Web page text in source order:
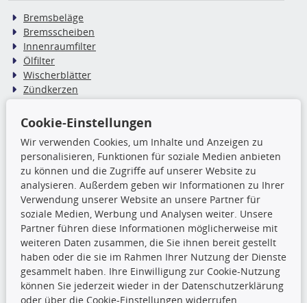
Bremsbeläge
Bremsscheiben
Innenraumfilter
Ölfilter
Wischerblätter
Zündkerzen
TecDoc Inside
Die hier angezeigten Daten,
insbesondere die gesamte Datenbank,
dürfen nicht kopiert werden. Es ist zu
unterlassen, die Daten oder die gesamte Datenbank ohne
vorherige Zustimmung TecDocs zu vervielfältigen, zu
verbreiten und/oder diese Handlungen durch Dritte ausführen
zu lassen. Ein Zuwiderhandeln stellt eine
Urheberrechtsverletzung dar und wird verfolgt.
Ronny’s Newsletter
Cookie-Einstellungen
Wir verwenden Cookies, um Inhalte und Anzeigen zu
personalisieren, Funktionen für soziale Medien anbieten
zu können und die Zugriffe auf unserer Website zu
analysieren. Außerdem geben wir Informationen zu Ihrer
Verwendung unserer Website an unsere Partner für
soziale Medien, Werbung und Analysen weiter. Unsere
Partner führen diese Informationen möglicherweise mit
weiteren Daten zusammen, die Sie ihnen bereit gestellt
haben oder die sie im Rahmen Ihrer Nutzung der Dienste
gesammelt haben. Ihre Einwilligung zur Cookie-Nutzung
können Sie jederzeit wieder in der Datenschutzerklärung
oder über die Cookie-Einstellungen widerrufen.